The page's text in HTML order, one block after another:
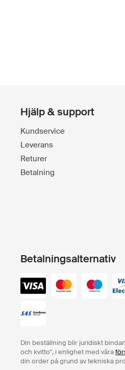
Hjälp & support
Kundservice
Leverans
Returer
Betalning
Betalningsalternativ
Din beställning blir juridiskt
och kvitto", i enlighet med våra
din order på grund av tekniska